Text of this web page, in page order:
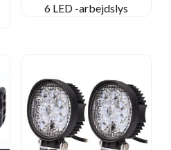
6 LED -arbejdslys